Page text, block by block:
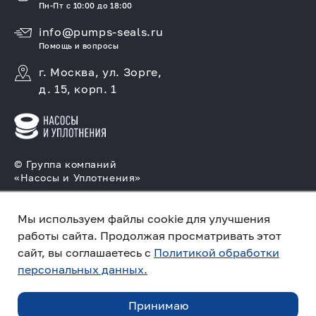
Мы используем файлы cookie для улучшения
работы сайта. Продолжая просматривать этот
сайт, вы соглашаетесь с Политикой обработки
персональных данных.
Принимаю
ПО ЗАПРОСУ
© Группа компаний
«Насосы и Уплотнения»
торцовых уплотнений
Политика конфиденциальности
Создано в компании
продвигать и продавать
Пн-Пт с 10:00 до 18:00
info@pumps-seals.ru
Помощь и вопросы
г. Москва, ул. Зорге,
д. 15, корп. 1